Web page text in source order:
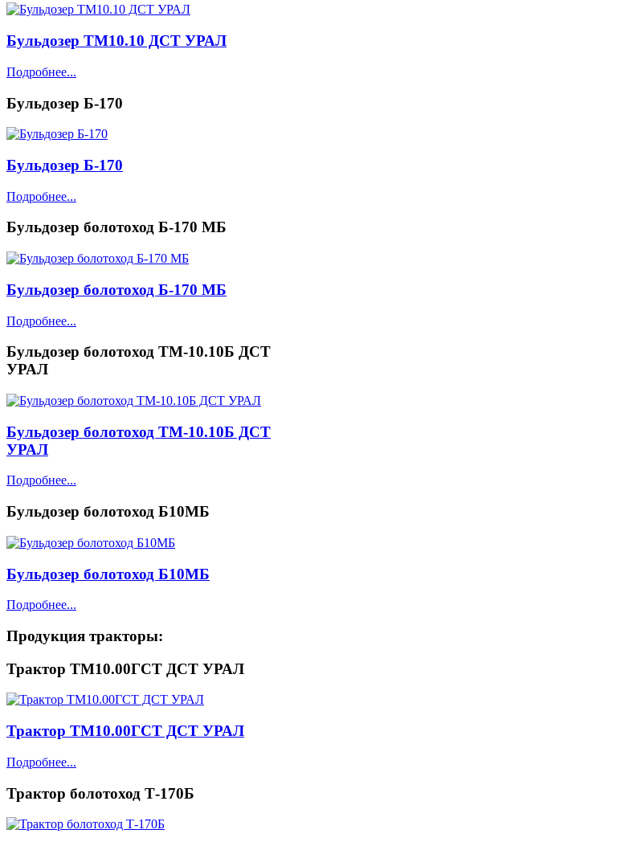
Бульдозер ТМ10.10 ДСТ УРАЛ
Подробнее...
Бульдозер Б-170
Бульдозер Б-170
Подробнее...
Бульдозер болотоход Б-170 МБ
Бульдозер болотоход Б-170 МБ
Подробнее...
Бульдозер болотоход ТМ-10.10Б ДСТ
УРАЛ
Бульдозер болотоход ТМ-10.10Б ДСТ
УРАЛ
Подробнее...
Бульдозер болотоход Б10МБ
Бульдозер болотоход Б10МБ
Подробнее...
Продукция тракторы:
Трактор ТМ10.00ГСТ ДСТ УРАЛ
Трактор ТМ10.00ГСТ ДСТ УРАЛ
Подробнее...
Трактор болотоход Т-170Б